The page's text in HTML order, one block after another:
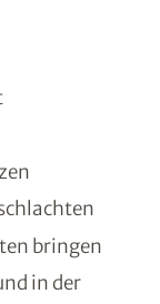
bringen
in der